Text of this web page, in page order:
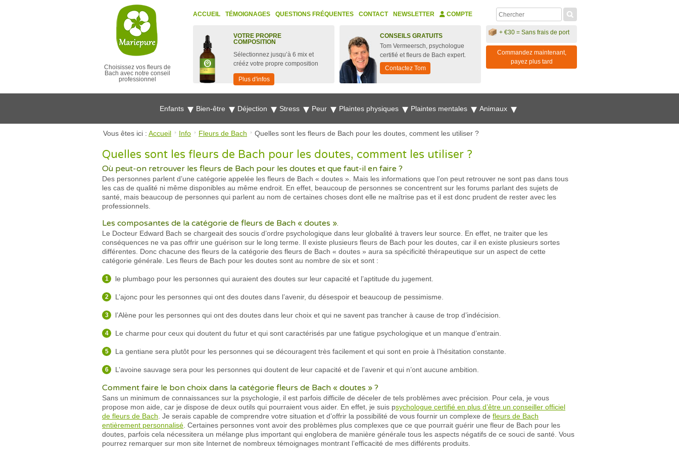
Choisissez vos fleurs de
Bach avec notre conseil
professionnel
ACCUEIL TÉMOIGNAGES QUESTIONS FRÉQUENTES CONTACT NEWSLETTER COMPTE
VOTRE PROPRE
COMPOSITION
Sélectionnez jusqu’à 6 mix et
crééz votre propre composition
Plus d'infos
CONSEILS GRATUITS
Tom Vermeersch, psychologue
certifié et fleurs de Bach expert.
Contactez Tom
+ €30 = Sans frais de port
Commandez maintenant,
payez plus tard
Enfants Bien-être Déjection Stress Peur Plaintes physiques Plaintes mentales Animaux
Vous êtes ici : Accueil Info Fleurs de Bach Quelles sont les fleurs de Bach pour les doutes, comment les utiliser ?
Quelles sont les fleurs de Bach pour les doutes, comment les utiliser ?
Où peut-on retrouver les fleurs de Bach pour les doutes et que faut-il en faire ?
Des personnes parlent d’une catégorie appelée les fleurs de Bach « doutes ». Mais les informations que l’on peut retrouver ne sont pas dans tous
les cas de qualité ni même disponibles au même endroit. En effet, beaucoup de personnes se concentrent sur les forums parlant des sujets de
santé, mais beaucoup de personnes qui parlent au nom de certaines choses dont elle ne maîtrise pas et il est donc prudent de rester avec les
professionnels.
Les composantes de la catégorie de fleurs de Bach « doutes ».
Le Docteur Edward Bach se chargeait des soucis d’ordre psychologique dans leur globalité à travers leur source. En effet, ne traiter que les
conséquences ne va pas offrir une guérison sur le long terme. Il existe plusieurs fleurs de Bach pour les doutes, car il en existe plusieurs sortes
différentes. Donc chacune des fleurs de la catégorie des fleurs de Bach « doutes » aura sa spécificité thérapeutique sur un aspect de cette
catégorie générale. Les fleurs de Bach pour les doutes sont au nombre de six et sont :
le plumbago pour les personnes qui auraient des doutes sur leur capacité et l’aptitude du jugement.
L’ajonc pour les personnes qui ont des doutes dans l’avenir, du désespoir et beaucoup de pessimisme.
l’Alène pour les personnes qui ont des doutes dans leur choix et qui ne savent pas trancher à cause de trop d’indécision.
Le charme pour ceux qui doutent du futur et qui sont caractérisés par une fatigue psychologique et un manque d’entrain.
La gentiane sera plutôt pour les personnes qui se découragent très facilement et qui sont en proie à l’hésitation constante.
L’avoine sauvage sera pour les personnes qui doutent de leur capacité et de l’avenir et qui n’ont aucune ambition.
Comment faire le bon choix dans la catégorie fleurs de Bach « doutes » ?
Sans un minimum de connaissances sur la psychologie, il est parfois difficile de déceler de tels problèmes avec précision. Pour cela, je vous
propose mon aide, car je dispose de deux outils qui pourraient vous aider. En effet, je suis psychologue certifié en plus d’être un conseiller officiel
de fleurs de Bach . Je serais capable de comprendre votre situation et d’offrir la possibilité de vous fournir un complexe de fleurs de Bach
entièrement personnalisé . Certaines personnes vont avoir des problèmes plus complexes que ce que pourrait guérir une fleur de Bach pour les
doutes, parfois cela nécessitera un mélange plus important qui englobera de manière générale tous les aspects négatifs de ce souci de santé. Vous
pourrez remarquer sur mon site Internet de nombreux témoignages montrant l’efficacité de mes différents produits.